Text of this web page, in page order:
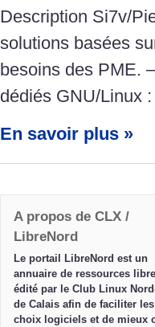
Description Si7v/
solutions basées
besoins des PME.
dédiés GNU/Linux
En savoir plus »
A propos de CLX /
LibreNord
Le portail LibreNord est un
annuaire de ressources
édité par le Club Linux
de Calais afin de faciliter les
choix logiciels et de mieux